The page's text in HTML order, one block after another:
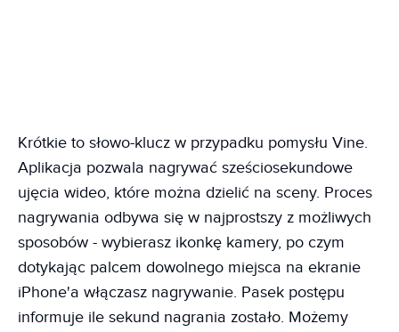
Krótkie to słowo-klucz w przypadku pomysłu Vine.
Aplikacja pozwala nagrywać sześciosekundowe
ujęcia wideo, które można dzielić na sceny. Proces
nagrywania odbywa się w najprostszy z możliwych
sposobów - wybierasz ikonkę kamery, po czym
dotykając palcem dowolnego miejsca na ekranie
iPhone'a włączasz nagrywanie. Pasek postępu
informuje ile sekund nagrania zostało. Możemy